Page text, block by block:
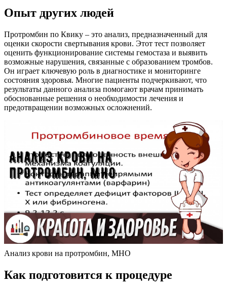
Опыт других людей
Протромбин по Квику – это анализ, предназначенный для
оценки скорости свертывания крови. Этот тест позволяет
оценить функционирование системы гемостаза и выявить
возможные нарушения, связанные с образованием тромбов.
Он играет ключевую роль в диагностике и мониторинге
состояния здоровья. Многие пациенты подчеркивают, что
результаты данного анализа помогают врачам принимать
обоснованные решения о необходимости лечения и
предотвращении возможных осложнений.
Анализ крови на протромбин, МНО
Как подготовится к процедуре